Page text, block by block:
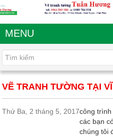
MENU
VẼ TRANH TƯỜNG TẠI
Thứ Ba, 2 tháng 5, 2017công
các bạn
chúng tôi